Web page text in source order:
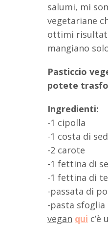
salumi, mi
vegetariane
ottimi
mangiano
Pasticcio
potete
Ingredienti:
-1 cipolla
-1 costa di
-2 carote
-1 fettina di
-1 fettina di
-passata di
-pasta sfoglia
vegan qui c’è